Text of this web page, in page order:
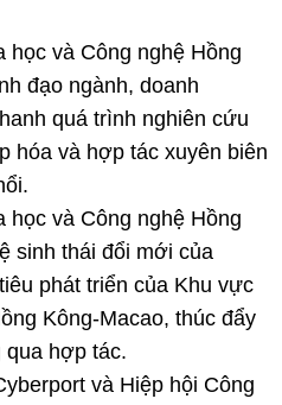
và Công nghệ Hồng
đạo ngành, doanh
quá trình nghiên cứu
hóa và hợp tác xuyên biên
và Công nghệ Hồng
sinh thái đổi mới của
phát triển của Khu vực
Kông-Macao, thúc đẩy
hợp tác.
và Hiệp hội Công